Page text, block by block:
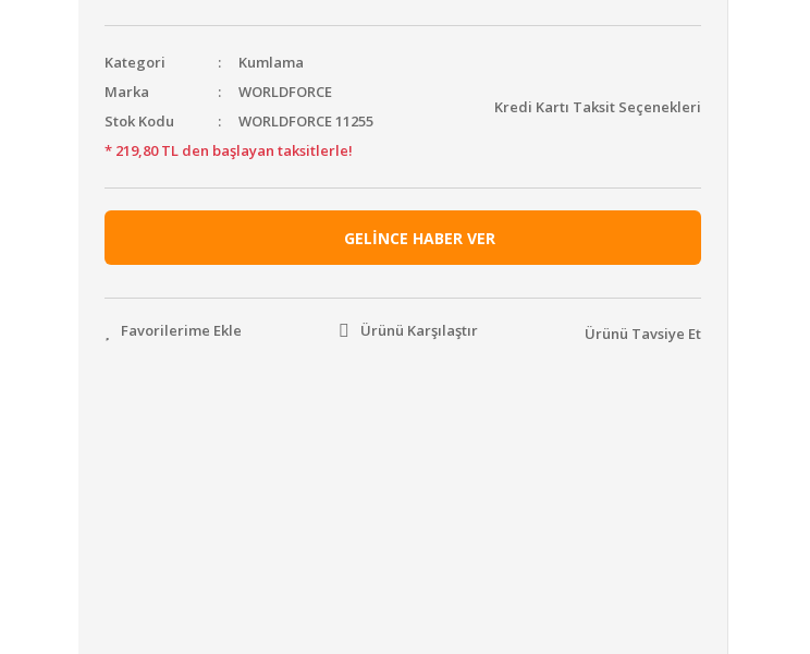
Kategori
Kumlama
Marka
WORLDFORCE
Stok Kodu
WORLDFORCE 11255
* 219,80 TL den başlayan taksitlerle!
Kredi Kartı Taksit Seçenekleri
GELİNCE HABER VER
Ürünü Karşılaştır Ürünü Tavsiye Et